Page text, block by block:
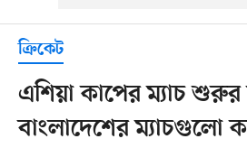
ক্রিকেট
এশিয়া কাপের ম্যাচ
বাংলাদেশের